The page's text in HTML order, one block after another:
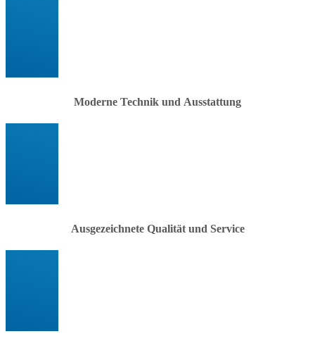
Moderne Technik und Ausstattung
Ausgezeichnete Qualität und Service